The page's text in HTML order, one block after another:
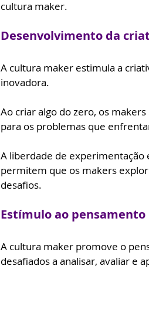
cultura maker.
Desenvolvimento da
A cultura maker estimula a
inovadora.
Ao criar algo do zero, os
para os problemas que
A liberdade de experimentação
permitem que os makers
desafios.
Estímulo ao
A cultura maker promove o
desafiados a analisar, avaliar e